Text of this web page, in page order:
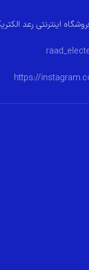
اینترنتی رعد
https://